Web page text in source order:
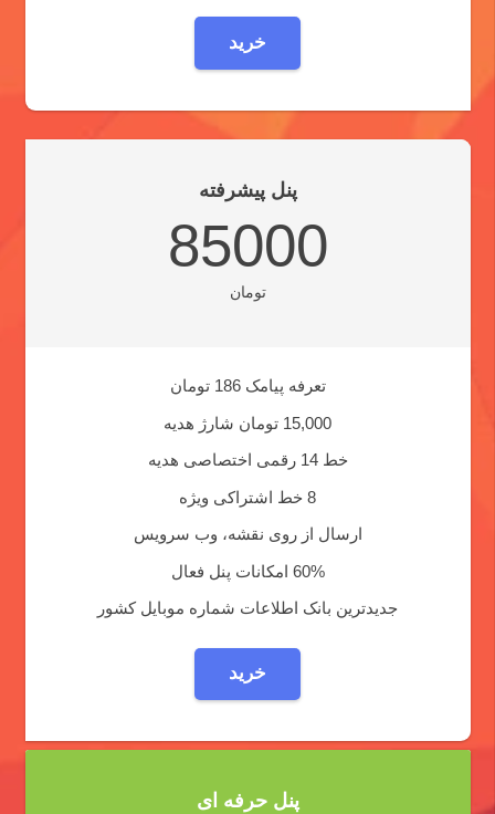
خرید
پنل پیشرفته
85000
تومان
تعرفه پیامک 186 تومان
15,000 تومان شارژ هدیه
خط 14 رقمی اختصاصی هدیه
8 خط اشتراکی ویژه
ارسال از روی نقشه، وب سرویس
60% امکانات پنل فعال
جدیدترین بانک اطلاعات شماره موبایل کشور
خرید
پنل حرفه ای